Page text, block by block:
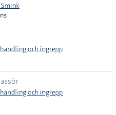
och ingrepp
och ingrepp